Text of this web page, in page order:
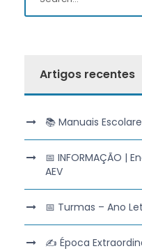
Artigos recentes
📚 Manuais
📅 INFORMAÇÃO |
AEV
📅 Turmas – Ano
✍️ Época